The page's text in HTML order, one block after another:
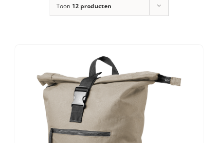
Toon 12 producten